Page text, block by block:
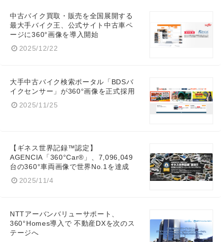
中古バイク買取・販売を全国展開する
最大手バイク王、公式サイト中古車ペ
ージに360°画像を導入開始
2025/12/22
大手中古バイク検索ポータル「BDSバ
イクセンサー」が360°画像を正式採用
2025/11/25
【ギネス世界記録™認定】
AGENCIA「360°Car®」、7,096,049
台の360°車両画像で世界No.1を達成
2025/11/4
NTTアーバンバリューサポート、
360°Homes導入で 不動産DXを次のス
テージへ